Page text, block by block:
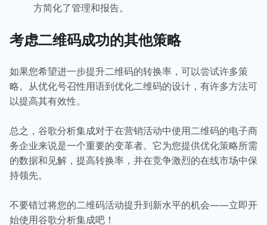
方简化了管理和报告。
考虑二维码成功的其他策略
如果您希望进一步提升二维码的转换率，可以尝试许多策
略。从优化号召性用语到优化二维码的设计，有许多方法可
以提高其有效性。
总之，谷歌分析集成对于在营销活动中使用二维码的电子商
务企业来说是一个重要的变革者。它为您提供优化策略所需
的数据和见解，提高转换率，并在竞争激烈的在线市场中保
持领先。
不要错过将您的二维码活动提升到新水平的机会——立即开
始使用谷歌分析集成吧！